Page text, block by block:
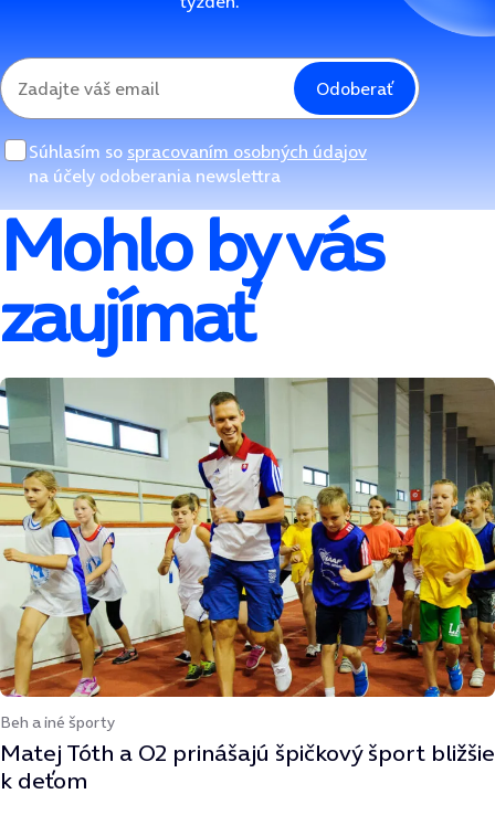
Odoberať
Súhlasím so spracovaním osobných údajov
na účely odoberania newslettra
Mohlo by vás
zaujímať
Beh a iné športy
Matej Tóth a O2 prinášajú špičkový šport bližšie
k deťom